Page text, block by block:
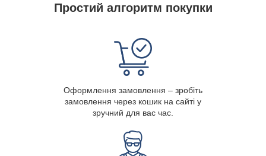
Простий алгоритм покупки
Оформлення замовлення – зробіть
замовлення через кошик на сайті у
зручний для вас час.